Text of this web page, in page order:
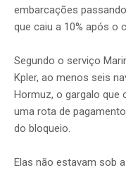
embarcações
que caiu a 10% após o
Segundo o serviço
Kpler, ao menos seis
Hormuz, o gargalo que
uma rota de
do bloqueio.
Elas não estavam sob